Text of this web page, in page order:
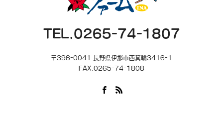
TEL.0265-74-1807
〒396-0041 長野県伊那市西箕輪3416-1
FAX.0265-74-1808